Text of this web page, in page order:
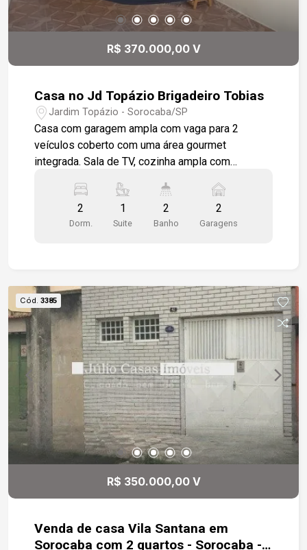
R$ 370.000,00 V
Casa no Jd Topázio Brigadeiro Tobias
Jardim Topázio - Sorocaba/SP
Casa com garagem ampla com vaga para 2
veículos coberto com uma área gourmet
integrada. Sala de TV, cozinha ampla com
suíte e o outro esta sendo usado como
escritório, 1 banheiro social, lavanderia, quintal .
Casa toda em piso cerâmico, ventilador de teto
2
Dorm.
1
Suite
2
Banho
2
Garagens
Cód. 3385
R$ 350.000,00 V
Venda de casa Vila Santana em
Sorocaba com 2 quartos - Sorocaba -